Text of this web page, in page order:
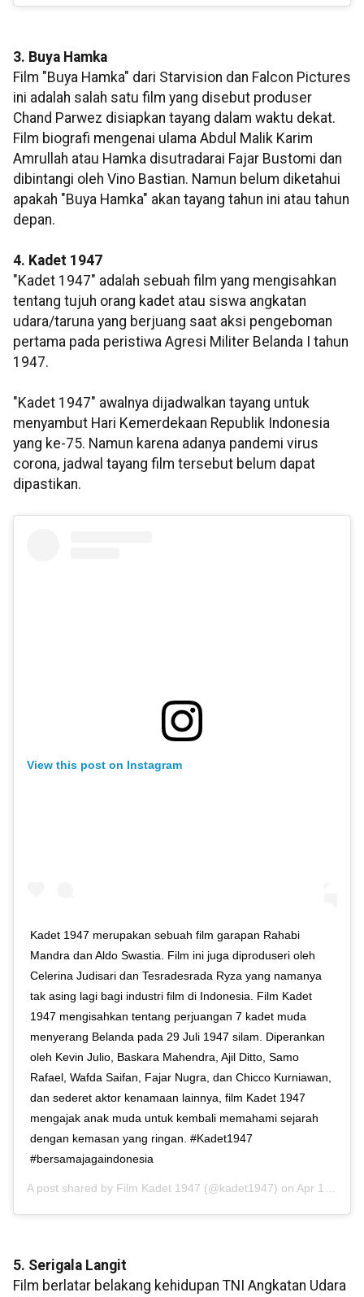
3. Buya Hamka
Film "Buya Hamka" dari Starvision dan Falcon Pictures
ini adalah salah satu film yang disebut produser
Chand Parwez disiapkan tayang dalam waktu dekat.
Film biografi mengenai ulama Abdul Malik Karim
Amrullah atau Hamka disutradarai Fajar Bustomi dan
dibintangi oleh Vino Bastian. Namun belum diketahui
apakah "Buya Hamka" akan tayang tahun ini atau tahun
depan.
4. Kadet 1947
"Kadet 1947" adalah sebuah film yang mengisahkan
tentang tujuh orang kadet atau siswa angkatan
udara/taruna yang berjuang saat aksi pengeboman
pertama pada peristiwa Agresi Militer Belanda I tahun
1947.
"Kadet 1947" awalnya dijadwalkan tayang untuk
menyambut Hari Kemerdekaan Republik Indonesia
yang ke-75. Namun karena adanya pandemi virus
corona, jadwal tayang film tersebut belum dapat
dipastikan.
View this post on Instagram
Kadet 1947 merupakan sebuah film garapan Rahabi
Mandra dan Aldo Swastia. Film ini juga diproduseri oleh
Celerina Judisari dan Tesradesrada Ryza yang namanya
tak asing lagi bagi industri film di Indonesia. Film Kadet
1947 mengisahkan tentang perjuangan 7 kadet muda
menyerang Belanda pada 29 Juli 1947 silam. Diperankan
oleh Kevin Julio, Baskara Mahendra, Ajil Ditto, Samo
Rafael, Wafda Saifan, Fajar Nugra, dan Chicco Kurniawan,
dan sederet aktor kenamaan lainnya, film Kadet 1947
mengajak anak muda untuk kembali memahami sejarah
dengan kemasan yang ringan. #Kadet1947
#bersamajagaindonesia
A post shared by Film Kadet 1947 (@kadet1947) on Apr 15, 2020 at 12:48am PDT
5. Serigala Langit
Film berlatar belakang kehidupan TNI Angkatan Udara